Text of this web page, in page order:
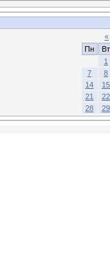
«
Пн
Вт
1
7
8
14
15
21
22
28
29